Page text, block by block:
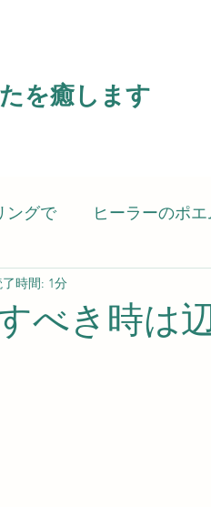
を癒します
ングで ヒーラーのポエ
リットヒーリング）
べき時は
時間: 1分